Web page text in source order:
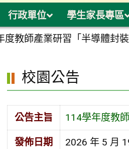
行政單位 學生家長專區
度教師產業研習「半導體封
校園公告
公告主旨 114學年度教
發佈日期 2026 年 5 月